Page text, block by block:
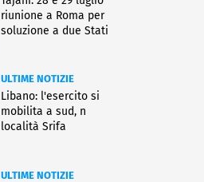
riunione a Roma per
soluzione a due Stati
ULTIME NOTIZIE
Libano: l'esercito si
mobilita a sud, n
località Srifa
ULTIME NOTIZIE